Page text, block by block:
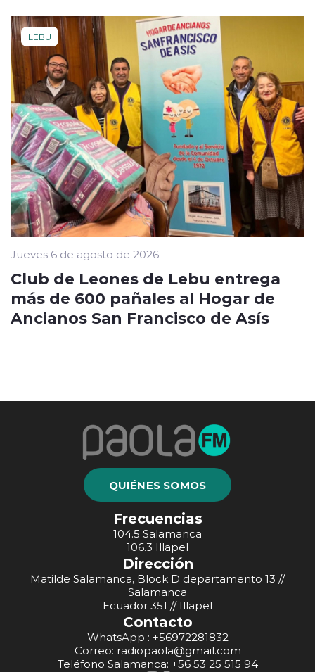
LEBU
Jueves 6 de agosto de 2026
Club de Leones de Lebu entrega
más de 600 pañales al Hogar de
Ancianos San Francisco de Asís
QUIÉNES SOMOS
Frecuencias
104.5 Salamanca
106.3 Illapel
Dirección
Matilde Salamanca, Block D departamento 13 //
Salamanca
Ecuador 351 // Illapel
Contacto
WhatsApp : +56972281832
Correo: radiopaola@gmail.com
Teléfono Salamanca: +56 53 25 515 94